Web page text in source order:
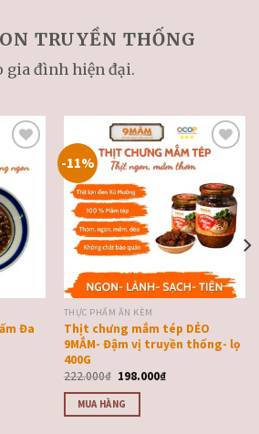
TRUYỀN THỐNG
gia đình hiện đại.
vào
đơn
yêu
thích
Đa
-11%
thực
đơn
yêu
thích
THỰC PHẨM ĂN KÈM
Thịt chưng mắm tép DẺO
9MẮM- Đậm vị truyền thống- lọ
400G
222.000₫ 198.000₫
MUA HÀNG